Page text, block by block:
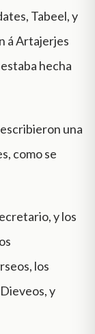
Tabeel, y
á Artajerjes
hecha
una
como se
y los
los
y